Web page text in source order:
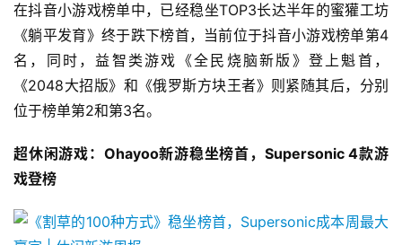
首
页
在抖音小游戏榜单中，已经稳坐TOP3长达半年的蜜獾工坊
《躺平发育》终于跌下榜首，当前位于抖音小游戏榜单第4
名，同时，益智类游戏《全民烧脑新版》登上魁首，
《2048大招版》和《俄罗斯方块王者》则紧随其后，分别
位于榜单第2和第3名。
超休闲游戏：Ohayoo新游稳坐榜首，Supersonic 4款游
戏登榜